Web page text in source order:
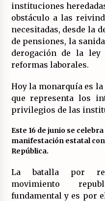
instituciones
obstáculo a las
necesitadas, desde la
de pensiones, la
derogación de la
reformas laborales.
Hoy la monarquía es la
que representa los
privilegios de las
Este 16 de junio se
manifestación estatal
República.
La batalla por
movimiento
fundamental y es por